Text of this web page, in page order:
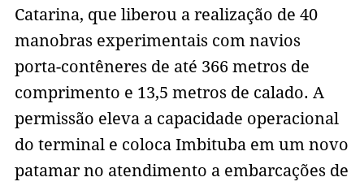
Catarina, que liberou a realização de 40
manobras experimentais com navios
porta-contêneres de até 366 metros de
comprimento e 13,5 metros de calado. A
permissão eleva a capacidade operacional
do terminal e coloca Imbituba em um novo
patamar no atendimento a embarcações de